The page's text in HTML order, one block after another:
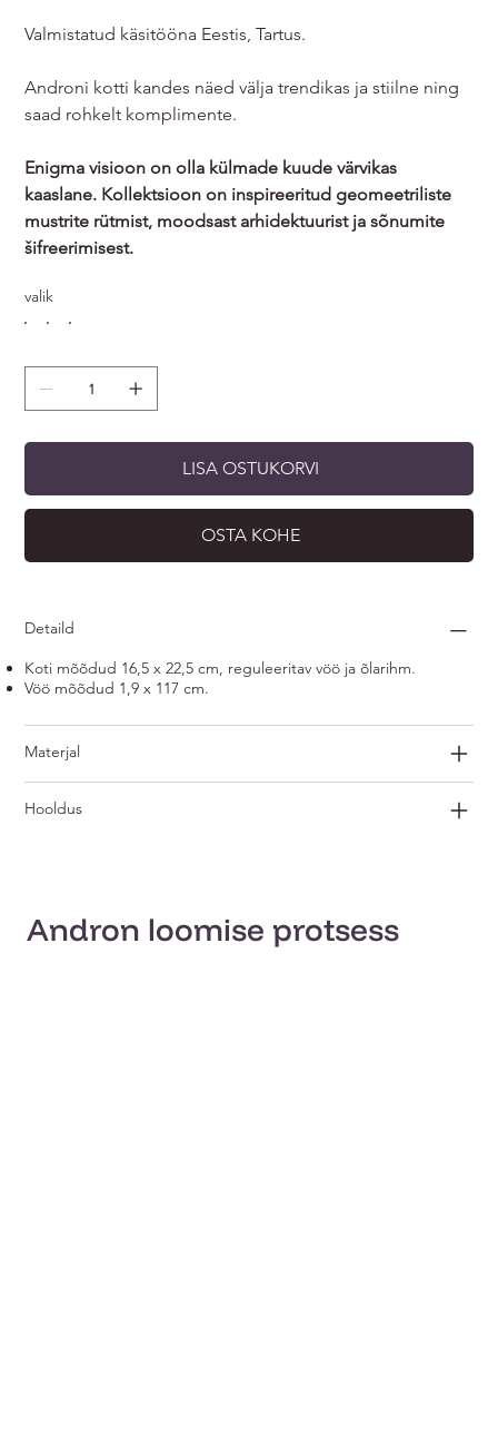
Valmistatud käsitööna Eestis, Tartus.
Androni kotti kandes näed välja trendikas ja stiilne ning
saad rohkelt komplimente.
Enigma visioon on olla külmade kuude värvikas
kaaslane. Kollektsioon on inspireeritud geomeetriliste
mustrite rütmist, moodsast arhidektuurist ja sõnumite
šifreerimisest.
valik
LISA OSTUKORVI
OSTA KOHE
Detaild
Koti mõõdud 16,5 x 22,5 cm, reguleeritav vöö ja õlarihm.
Vöö mõõdud 1,9 x 117 cm.
Materjal
Hooldus
Andron loomise protsess